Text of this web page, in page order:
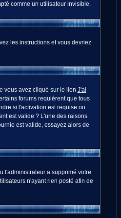
comme un utilisateur invisible.
les instructions et vous devriez
vous avez cliqué sur le lien J'ai
forums requièrent que tous
si l'activation est requise ou
est valide ? L'une des raisons
est valide, essayez alors de
l'administrateur a supprimé votre
n'ayant rien posté afin de